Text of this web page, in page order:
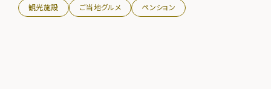
観光施設 ご当地グルメ ペンション